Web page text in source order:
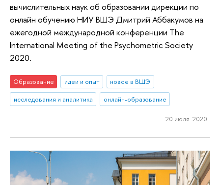
вычислительных наук об образовании дирекции по
онлайн обучению НИУ ВШЭ Дмитрий Аббакумов на
ежегодной международной конференции The
International Meeting of the Psychometric Society
2020.
Образование идеи и опыт
новое в ВШЭ
исследования и аналитика
онлайн-образование
20 июля 2020